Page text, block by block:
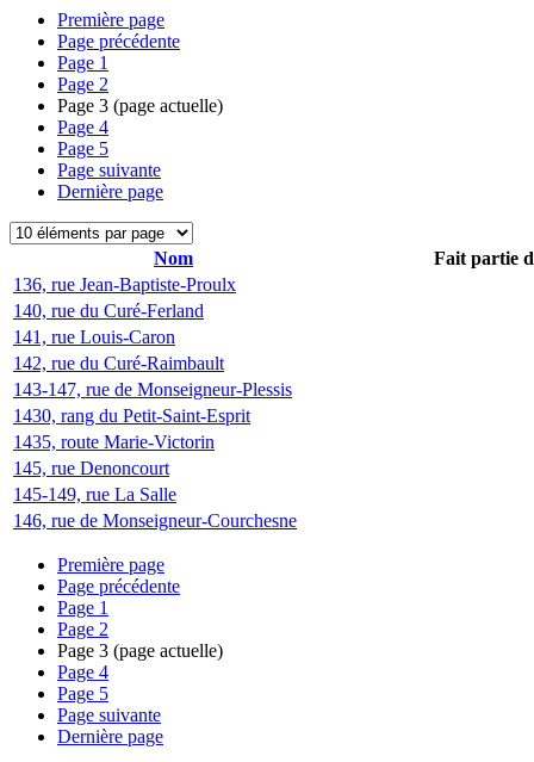
Première page
Page précédente
Page 1
Page 2
Page 3 (page actuelle)
Page 4
Page 5
Page suivante
Dernière page
Nom
Fait partie
136, rue Jean-Baptiste-Proulx
140, rue du Curé-Ferland
141, rue Louis-Caron
142, rue du Curé-Raimbault
143-147, rue de Monseigneur-Plessis
1430, rang du Petit-Saint-Esprit
1435, route Marie-Victorin
145, rue Denoncourt
145-149, rue La Salle
146, rue de Monseigneur-Courchesne
Première page
Page précédente
Page 1
Page 2
Page 3 (page actuelle)
Page 4
Page 5
Page suivante
Dernière page